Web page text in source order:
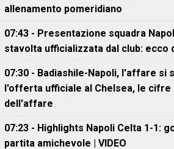
allenamento pomeridiano
07:43 - Presentazione squadra
stavolta ufficializzata dal club: ecco
07:30 - Badiashile-Napoli, l'affare si
l'offerta ufficiale al Chelsea, le cifre
dell'affare
07:23 - Highlights Napoli Celta 1-1:
partita amichevole | VIDEO